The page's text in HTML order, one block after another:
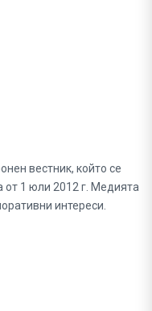
вестник, който се
от 1 юли 2012 г. Медията
интереси.